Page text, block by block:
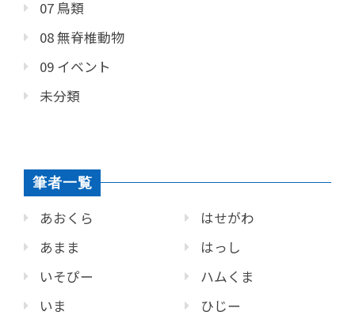
07 鳥類
08 無脊椎動物
09 イベント
未分類
筆者一覧
あおくら
あまま
いそぴー
いま
はせがわ
はっし
ハムくま
ひじー